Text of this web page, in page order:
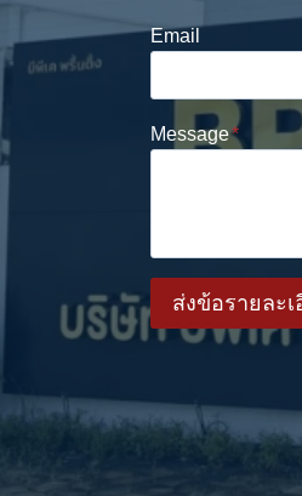
Email
Message*
ส่งข้อรายละ